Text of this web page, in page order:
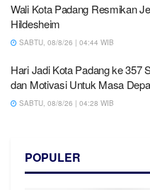
Wali Kota Padang Resmikan
Hildesheim
SABTU, 08/8/26 | 04:44 WIB
Hari Jadi Kota Padang ke 357
dan Motivasi Untuk Masa
SABTU, 08/8/26 | 04:28 WIB
POPULER